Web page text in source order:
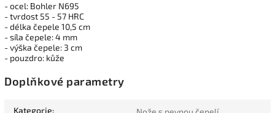
- ocel: Bohler N695
- tvrdost 55 - 57 HRC
- délka čepele 10,5 cm
- síla čepele: 4 mm
- výška čepele: 3 cm
- pouzdro: kůže
Doplňkové parametry
Kategorie: